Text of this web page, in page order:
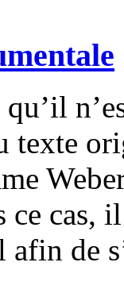
texte
ce cas,
de